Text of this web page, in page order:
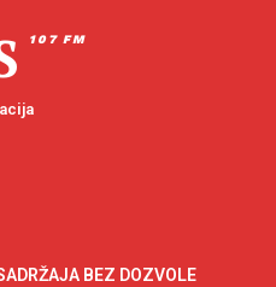
107 FM
BEZ DOZVOLE